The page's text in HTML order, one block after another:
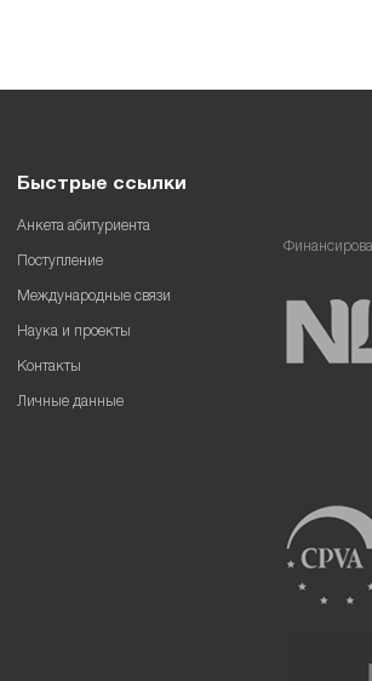
Быстрые ссылки
Анкета абитуриента
Поступление
Международные связи
Наука и проекты
Контакты
Личные данные